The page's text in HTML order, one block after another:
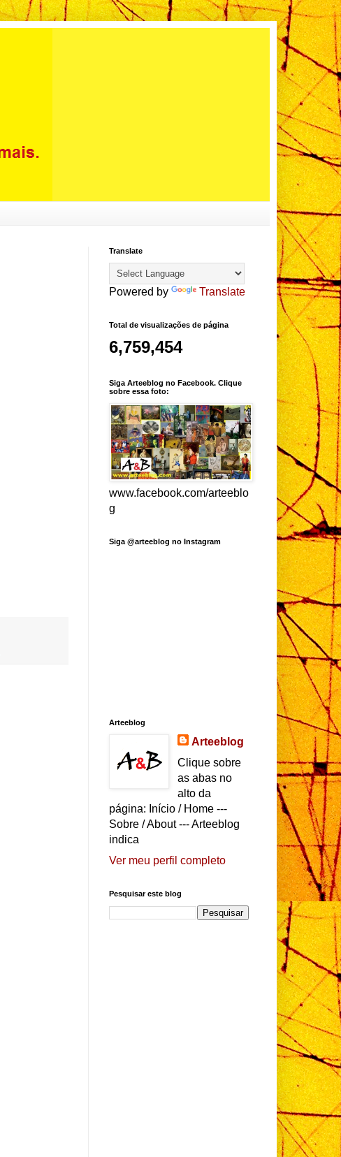
Translate
Powered by Translate
Total de visualizações de página
6,759,454
Siga Arteeblog no Facebook. Clique
sobre essa foto:
www.facebook.com/arteeblo
g
Siga @arteeblog no Instagram
Arteeblog
Arteeblog
Clique sobre
as abas no
alto da
página: Início / Home ---
Sobre / About --- Arteeblog
indica
Ver meu perfil completo
Pesquisar este blog